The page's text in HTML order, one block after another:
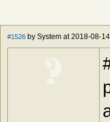
#1526 by System at 2018-08-